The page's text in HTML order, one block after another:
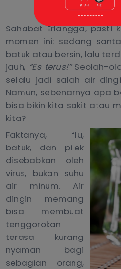
Sahabat Erlangga, pasti
momen ini: sedang
batuk atau bersin, lalu
jauh, “Es terus!” Seolah-
selalu jadi salah air
Namun, sebenarnya apa
bisa bikin kita sakit atau
kita?
Faktanya, flu,
batuk, dan pilek
disebabkan oleh
virus, bukan suhu
air minum. Air
dingin memang
bisa membuat
tenggorokan
terasa kurang
nyaman bagi
sebagian orang,